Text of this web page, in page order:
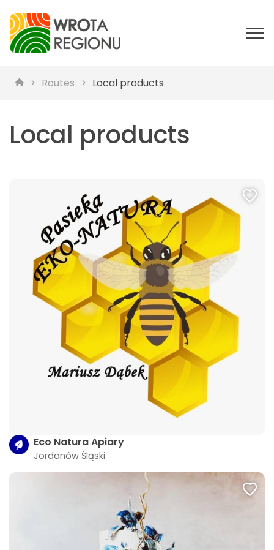
Routes Local products
Local products
Eco Natura Apiary
Jordanów Śląski